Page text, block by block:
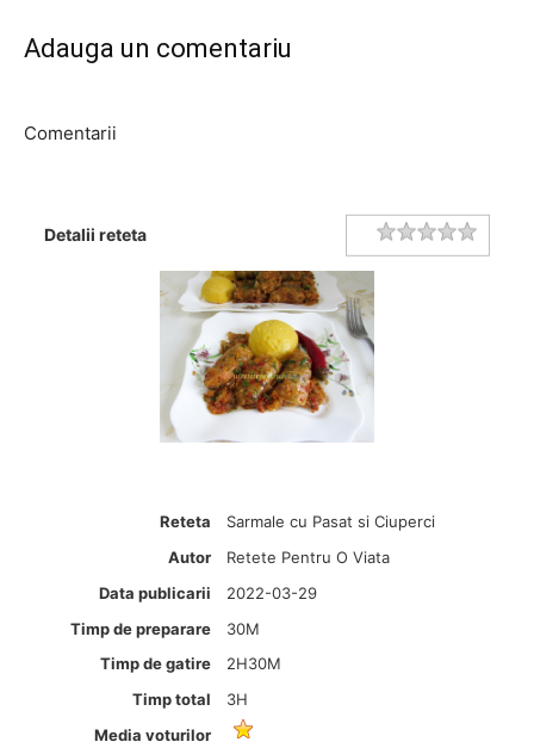
Adauga un comentariu
Comentarii
Detalii reteta Rating
Reteta
Sarmale cu Pasat si Ciuperci
Autor
Retete Pentru O Viata
Data publicarii
2022-03-29
Timp de preparare
30M
Timp de gatire
2H30M
Timp total
3H
Media voturilor